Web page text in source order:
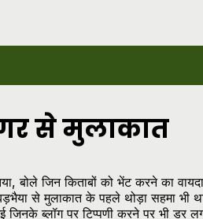
से मुलाकात
बोले जिन किताबों को भेंट करने का
से मुलाकात के पहले थोड़ा सहमा
भई जिनके ब्लॉग पर टिप्पणी करने पर भी